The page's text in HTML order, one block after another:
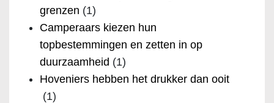
grenzen (1)
Camperaars kiezen hun
topbestemmingen en zetten in op
duurzaamheid (1)
Hoveniers hebben het drukker dan ooit
(1)